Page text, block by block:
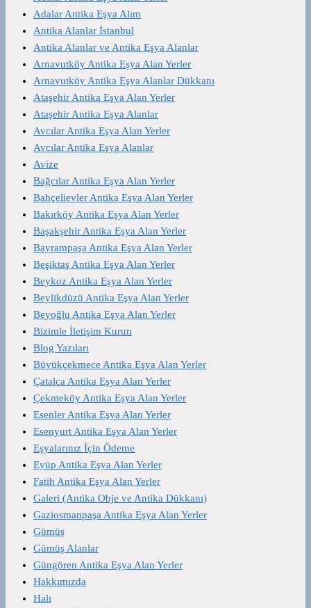
Adalar Antika Eşya Alım
Antika Alanlar İstanbul
Antika Alanlar ve Antika Eşya Alanlar
Arnavutköy Antika Eşya Alan Yerler
Arnavutköy Antika Eşya Alanlar Dükkanı
Ataşehir Antika Eşya Alan Yerler
Ataşehir Antika Eşya Alanlar
Avcılar Antika Eşya Alan Yerler
Avcılar Antika Eşya Alanlar
Avize
Bağcılar Antika Eşya Alan Yerler
Bahçelievler Antika Eşya Alan Yerler
Bakırköy Antika Eşya Alan Yerler
Başakşehir Antika Eşya Alan Yerler
Bayrampaşa Antika Eşya Alan Yerler
Beşiktaş Antika Eşya Alan Yerler
Beykoz Antika Eşya Alan Yerler
Beylikdüzü Antika Eşya Alan Yerler
Beyoğlu Antika Eşya Alan Yerler
Bizimle İletişim Kurun
Blog Yazıları
Büyükçekmece Antika Eşya Alan Yerler
Çatalca Antika Eşya Alan Yerler
Çekmeköy Antika Eşya Alan Yerler
Esenler Antika Eşya Alan Yerler
Esenyurt Antika Eşya Alan Yerler
Eşyalarınız İçin Ödeme
Eyüp Antika Eşya Alan Yerler
Fatih Antika Eşya Alan Yerler
Galeri (Antika Obje ve Antika Dükkanı)
Gaziosmanpaşa Antika Eşya Alan Yerler
Gümüş
Gümüş Alanlar
Güngören Antika Eşya Alan Yerler
Hakkımızda
Halı